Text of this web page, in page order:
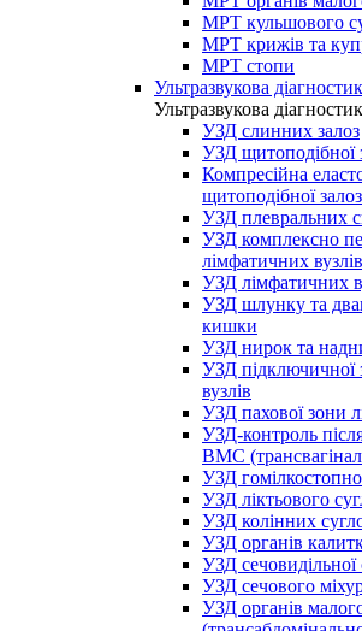
МРТ кульшового
МРТ крижів та
МРТ стопи
Ультразвукова
Ультразвукова
УЗД слинних залоз
УЗД щитоподібної
Компресійна
щитоподібної
УЗД плевральних
УЗД комплексно
лімфатичних вузлів
УЗД лімфатичних
УЗД шлунку та
кишки
УЗД нирок та
УЗД підключичної
вузлів
УЗД пахової зони
УЗД-контроль
ВМС
УЗД
УЗД ліктьового
УЗД колінних
УЗД органів
УЗД сечовидільної
УЗД сечового
УЗД органів